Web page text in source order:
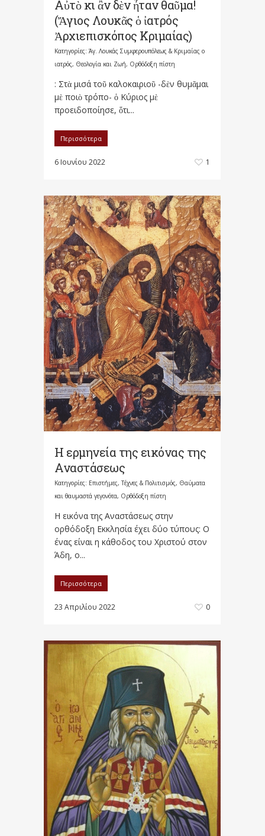
Αὐτὸ κι ἂν δὲν ἦταν θαῦμα!
(Ἄγιος Λουκᾶς ὁ ἰατρός
Ἀρχιεπισκόπος Κριμαίας)
Κατηγορίες: Άγ. Λουκάς Συμφερουπόλεως & Κριμαίας ο
ιατρός, Θεολογία και Ζωή, Ορθόδοξη πίστη
: Στὰ μισά τοῦ καλοκαιριοῦ -δὲν θυμᾶμαι
μὲ ποιὸ τρόπο- ὁ Κύριος μὲ
προειδοποίησε, ὅτι...
Περισσότερα
6 Ιουνίου 2022 1
Η ερμηνεία της εικόνας της
Αναστάσεως
Κατηγορίες: Επιστήμες, Τέχνες & Πολιτισμός, Θαύματα
και θαυμαστά γεγονότα, Ορθόδοξη πίστη
Η εικόνα της Αναστάσεως στην
ορθόδοξη Εκκλησία έχει δύο τύπους: Ο
ένας είναι η κάθοδος του Χριστού στον
Άδη, ο...
Περισσότερα
23 Απριλίου 2022 0